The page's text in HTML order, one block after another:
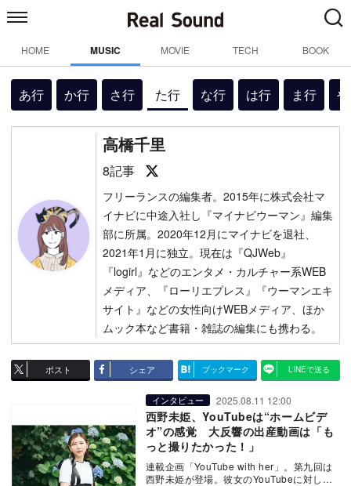
HOME MUSIC MOVIE TECH BOOK
あ行 か行 さ行 た行 な行 は行 ま行
高橋千里
8記事
フリーランスの編集者。2015年に株式会社マ
イナビに中途入社し『マイナビウーマン』編集
部に所属。2020年12月にマイナビを退社、
2021年1月に独立。現在は『QJWeb』
『logirl』などのエンタメ・カルチャー系WEB
メディア、『ローリエプレス』『ウーマンエキ
サイト』などの女性向けWEBメディア、ほか
ムック本など書籍・雑誌の編集にも携わる。
ポスト シェア ブックマーク LINEで送る
インタビュー 2025.08.11 12:00
西野未姫、YouTubeは“ホームビデ
オ”の感覚 大反響の出産動画は「も
っと撮りたかった！」
連載企画「YouTube with her」。第九回は
西野未姫が登場。彼女のYouTubeに対して